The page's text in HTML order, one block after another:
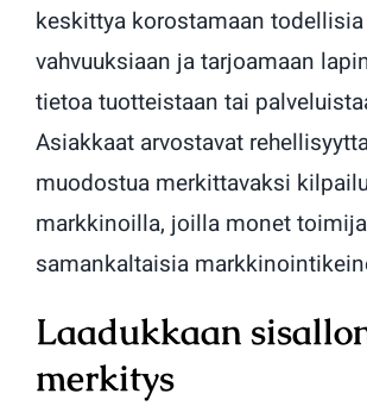
keskittya korostamaan todellisia
vahvuuksiaan ja tarjoamaan
tietoa tuotteistaan tai
Asiakkaat arvostavat
muodostua merkittavaksi
markkinoilla, joilla monet
samankaltaisia
Laadukkaan
merkitys